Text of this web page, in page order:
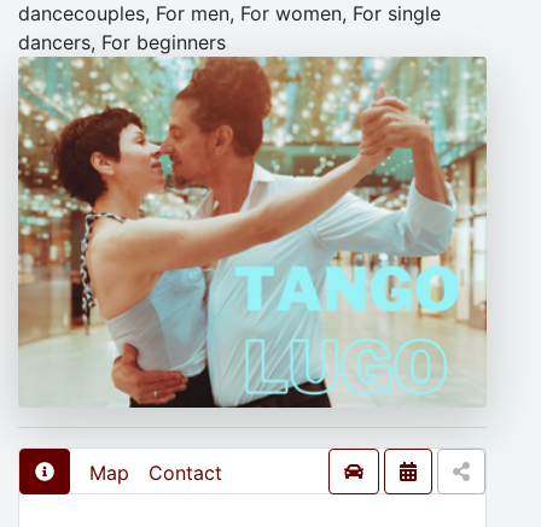
dancecouples, For men, For women, For single
dancers, For beginners
Map Contact